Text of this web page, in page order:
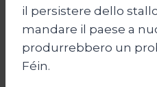
il persistere dello
mandare il paese a
produrrebbero un
Féin.